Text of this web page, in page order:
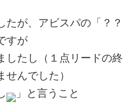
たが、アビスパの「？？
すが
したし（１点リードの終
んでした）
」と言うこと